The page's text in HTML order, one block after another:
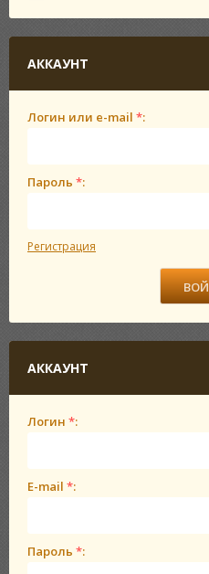
АККАУНТ
Логин или e-mail *:
Пароль *:
Регистрация
АККАУНТ
Логин *:
E-mail *:
Пароль *: